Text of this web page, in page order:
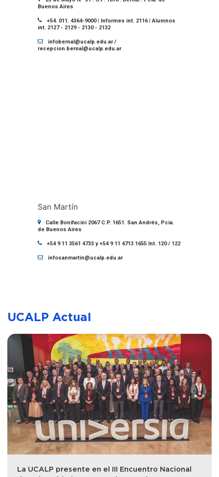
Buenos Aires
+54. 011. 4364-9000 | Informes int. 2116 | Alumnos
int. 2127 - 2129 - 2130 - 2132
infobernal@ucalp.edu.ar /
recepcion.bernal@ucalp.edu.ar
San Martín
Calle Bonifacini 2067 C.P. 1651. San Andrés, Pcia.
de Buenos Aires
+54 9 11 3561 4733 y +54 9 11 4713 1655 Int. 120 / 122
infosanmartin@ucalp.edu.ar
UCALP Actual
La UCALP presente en el III Encuentro Nacional